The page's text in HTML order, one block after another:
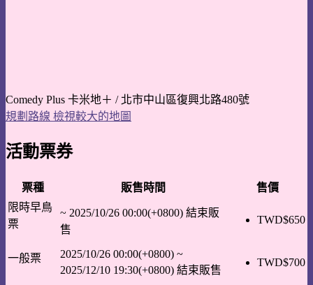
Comedy Plus 卡米地＋ / 北市中山區復興北路480號
規劃路線 檢視較大的地圖
活動票券
票種 販售時間
售價
限時早鳥
票
~ 2025/10/26 00:00(+0800) 結束販
售
TWD$650
一般票 2025/10/26 00:00(+0800) ~
2025/12/10 19:30(+0800) 結束販售
TWD$700